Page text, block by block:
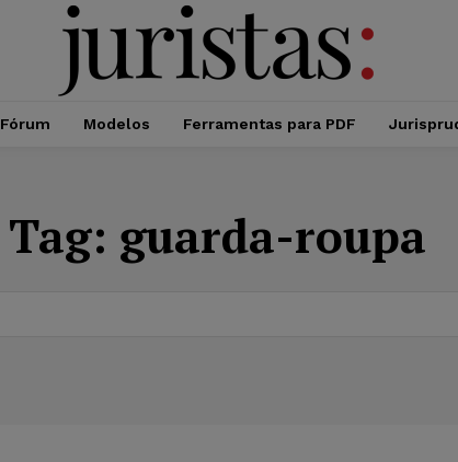
Fórum Modelos Ferramentas para PDF
Tag: guarda-roupa